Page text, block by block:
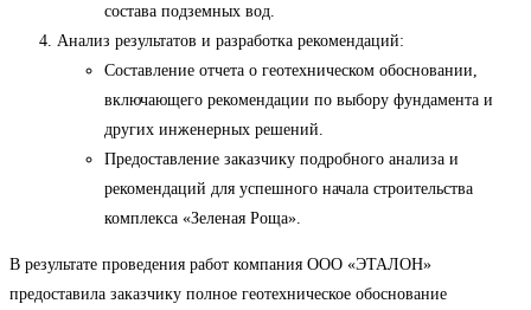
состава подземных вод.
Анализ результатов и разработка рекомендаций:
Составление отчета о геотехническом обосновании,
включающего рекомендации по выбору фундамента и
других инженерных решений.
Предоставление заказчику подробного анализа и
рекомендаций для успешного начала строительства
комплекса «Зеленая Роща».
В результате проведения работ компания ООО «ЭТАЛОН»
предоставила заказчику полное геотехническое обоснование